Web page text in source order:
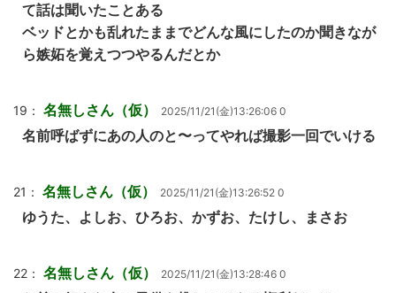
て話は聞いたことある
ベッドとかも乱れたままでどんな風にしたのか聞きなが
ら嫉妬を覚えつつやるんだとか
19： 名無しさん（仮） 2025/11/21(金)13:26:06 0
名前呼ばずにあの人のと〜ってやれば撮影一回でいける
21： 名無しさん（仮） 2025/11/21(金)13:26:52 0
ゆうた、よしお、ひろお、かずお、たけし、まさお
22： 名無しさん（仮） 2025/11/21(金)13:28:46 0